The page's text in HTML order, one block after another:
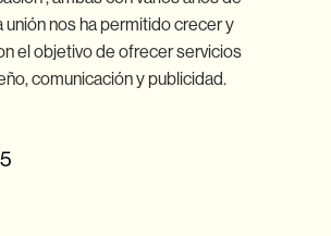
unión nos ha permitido crecer y
el objetivo de ofrecer servicios
comunicación y publicidad.